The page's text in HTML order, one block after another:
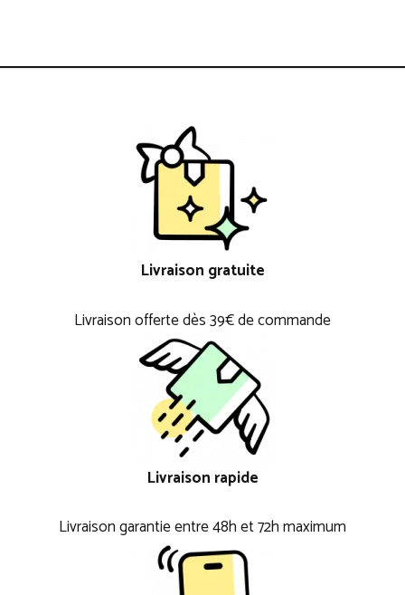
Livraison gratuite
Livraison offerte dès 39€ de commande
Livraison rapide
Livraison garantie entre 48h et 72h maximum